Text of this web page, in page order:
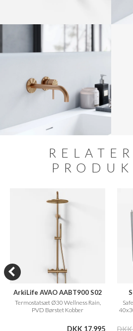
ArkiLife AVAO AABT900 S02
Termostatsæt Ø30 Wellness Rain,
PVD Børstet Kobber
DKK 17.995